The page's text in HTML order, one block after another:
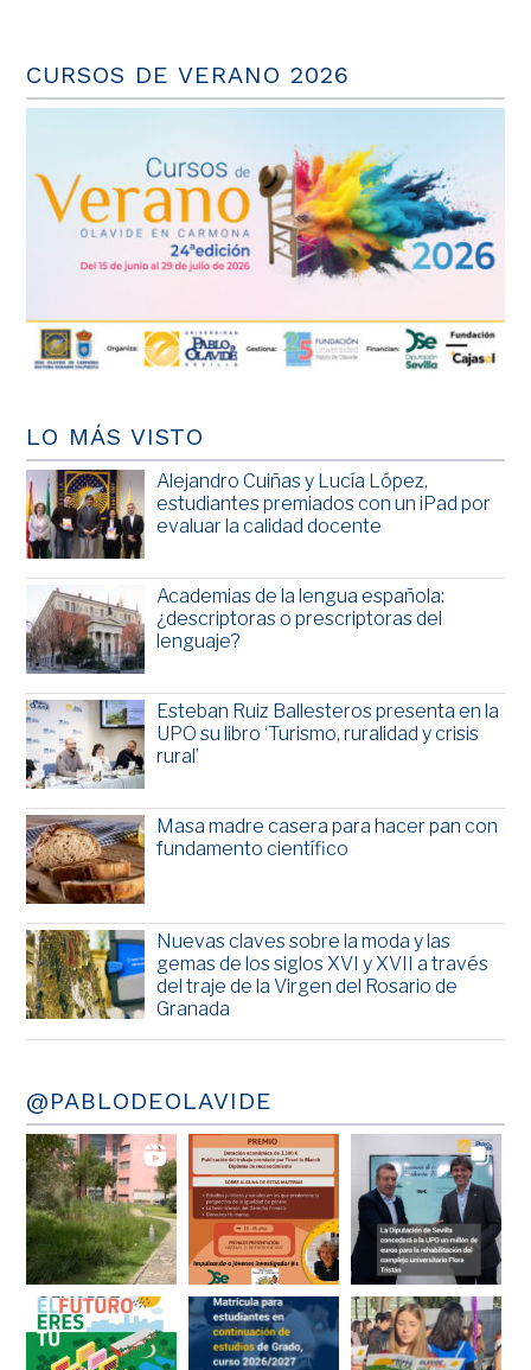
CURSOS DE VERANO 2026
LO MÁS VISTO
Alejandro Cuiñas y Lucía López,
estudiantes premiados con un iPad por
evaluar la calidad docente
Academias de la lengua española:
¿descriptoras o prescriptoras del
lenguaje?
Esteban Ruiz Ballesteros presenta en la
UPO su libro ‘Turismo, ruralidad y crisis
rural’
Masa madre casera para hacer pan con
fundamento científico
Nuevas claves sobre la moda y las
gemas de los siglos XVI y XVII a través
del traje de la Virgen del Rosario de
Granada
@PABLODEOLAVIDE